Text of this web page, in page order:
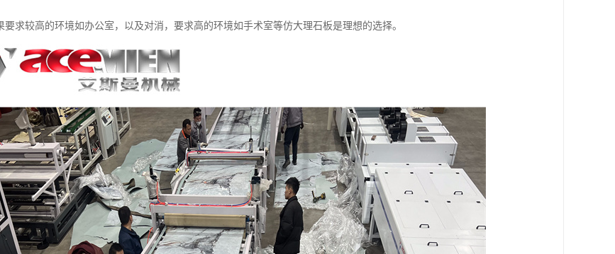
要求较高的环境如办公室，以及对消，要求高的环境如手术室等仿大理石板是理想的选择。